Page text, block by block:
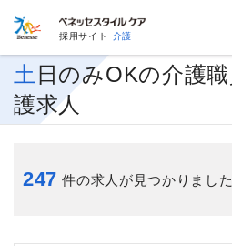
採用サイト 介護
土日のみOKの介護職員基礎研修の介
護求人
247 件の求人が見つかりました